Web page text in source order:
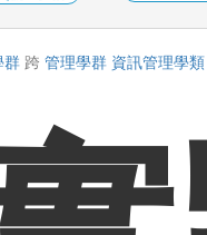
群 跨 管理學群 資訊管理學類